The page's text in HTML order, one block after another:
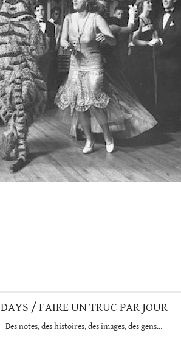
DAYS / FAIRE UN TRUC PAR JOUR
Des notes, des histoires, des images, des gens…